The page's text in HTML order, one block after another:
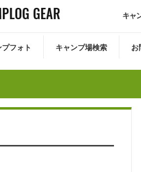
キャ
フォト キャンプ場検索 お